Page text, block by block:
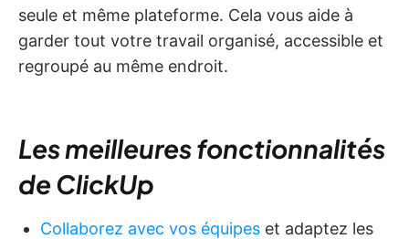
seule et même plateforme. Cela vous aide à
garder tout votre travail organisé, accessible et
regroupé au même endroit.
Les meilleures fonctionnalités
de ClickUp
Collaborez avec vos équipes et adaptez les